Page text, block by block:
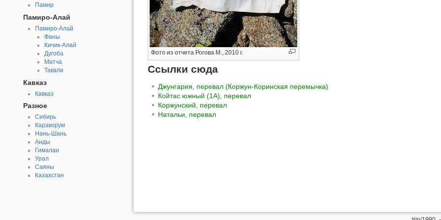
Памир
Памиро-Алай
Памиро-Алай
Фаны
Кичик-Алай
Дугоба
Матча
Такали
Кавказ
Кавказ
Разное
Сибирь
Каракорум
Нань-Шань
Анды
Гималаи
Урал
Саяны
Казахстан
Фото из отчета Рогова М., 2010 г.
Ссылки сюда
Джунгария, перевал (Коржун-Коринская перемычка)
Койтас южный (1А), перевал
Коржунский, перевал
Натальи, перевал